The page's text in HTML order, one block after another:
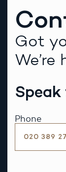
Got
We’re
Phone
020 389